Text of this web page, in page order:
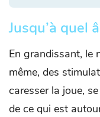
Jusqu’à quel
En grandissant, le
même, des
caresser la joue,
de ce qui est